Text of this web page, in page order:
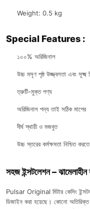
Weight: 0.5 kg
Special Features :
১০০% অরিজিনাল
উচ্চ মসৃণ পৃষ্ঠ উজ্জ্বলতা এবং সূক্ষ্ম
ত্রুটি-মুক্ত পণ্য
অরিজিনাল পন্য তাই সঠিক মাপের
দীর্ঘ স্থায়ী ও মজবুত
উচ্চ স্তরের কর্মক্ষমতা নিশ্চিত
সহজ ইন্সটলেশন – ঝামেলাহীন
Pulsar Original মিটার কেসিং
ডিজাইন করা হয়েছে। কোনো অতিরিক্ত